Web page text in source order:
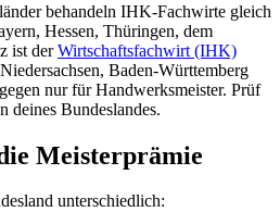
behandeln IHK-Fachwirte gleich
Hessen, Thüringen, dem
ist derWirtschaftsfachwirt (IHK)
Baden-Württemberg
nur für Handwerksmeister. Prüf
deines Bundeslandes.
Meisterprämie
unterschiedlich: